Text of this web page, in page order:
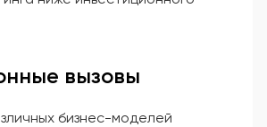
вызовы
бизнес-моделей